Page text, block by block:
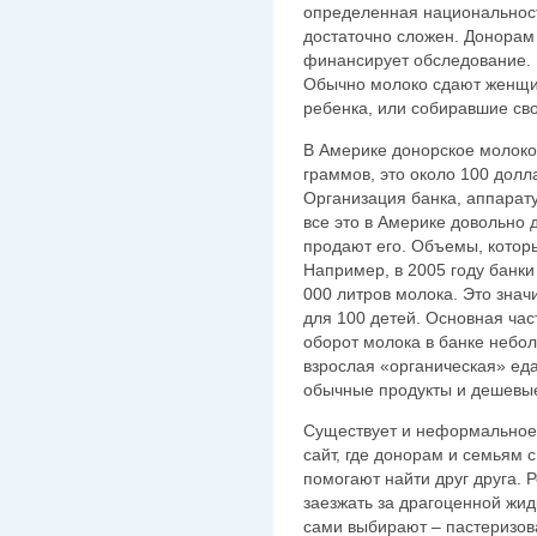
определенная
достаточно сложен.
финансирует обследование.
Обычно молоко сдают
ребенка, или собиравшие
В Америке донорское
граммов, это около 100
Организация банка,
все это в Америке довольно
продают его. Объемы,
Например, в 2005 году
000 литров молока. Это
для 100 детей. Основная
оборот молока в банке
взрослая «органическая»
обычные продукты и
Существует и
сайт, где донорам и семьям
помогают найти друг друга.
заезжать за драгоценной
сами выбирают –